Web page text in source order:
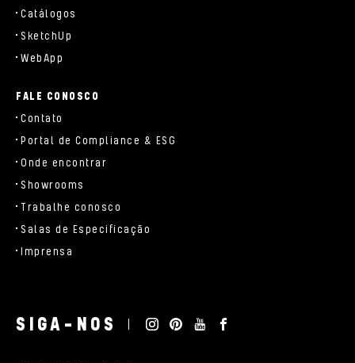
Catálogos
SketchUp
WebApp
FALE CONOSCO
Contato
Portal de Compliance & ESG
Onde encontrar
Showrooms
Trabalhe conosco
Salas de Especificação
Imprensa
SIGA-NOS